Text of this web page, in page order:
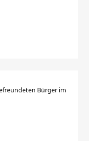
Bürger im